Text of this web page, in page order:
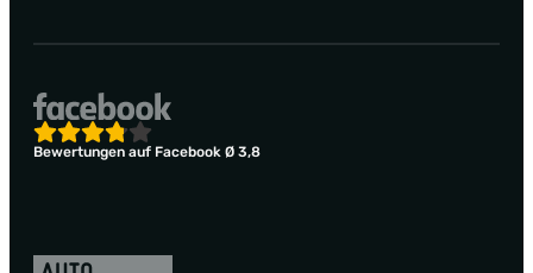
Bewertungen auf Facebook Ø 3,8